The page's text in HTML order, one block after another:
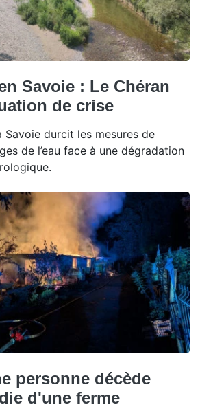
Savoie : Le Chéran
de crise
Savoie durcit les mesures de
de l’eau face à une dégradation
personne décède
d'une ferme